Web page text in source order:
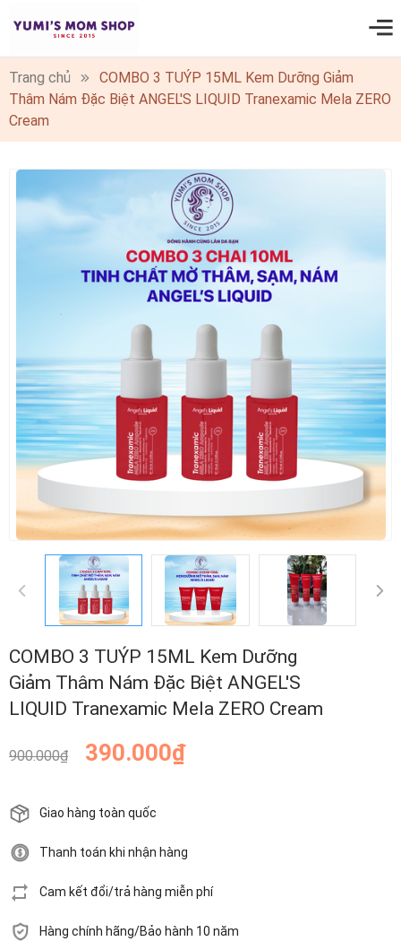
0
Trang chủ
COMBO 3 TUÝP 15ML Kem Dưỡng Giảm
Thâm Nám Đặc Biệt ANGEL'S LIQUID Tranexamic Mela ZERO
Cream
COMBO 3 TUÝP 15ML Kem Dưỡng
Giảm Thâm Nám Đặc Biệt ANGEL'S
LIQUID Tranexamic Mela ZERO Cream
900.000₫ 390.000₫
Giao hàng toàn quốc
Thanh toán khi nhận hàng
Cam kết đổi/trả hàng miễn phí
Hàng chính hãng/Bảo hành 10 năm